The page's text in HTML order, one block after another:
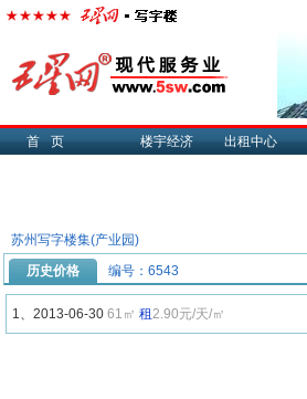
首页 楼宇经济 出租中心
苏州写字楼集(产业园)
历史价格
编号：6543
1、2013-06-30 61㎡ 租2.90元/天/㎡